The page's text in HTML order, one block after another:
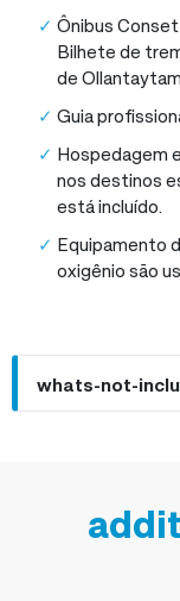
Ônibus
Bilhete de
de
Guia
Hospedagem
nos destinos
está incluído.
Equipamento
oxigênio são
whats-not-